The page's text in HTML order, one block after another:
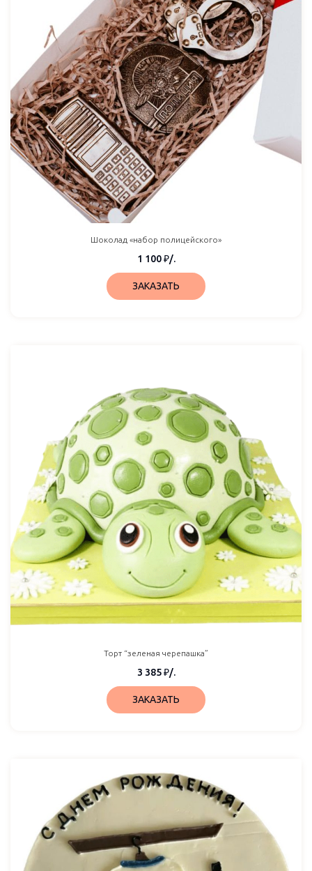
Шоколад «набор полицейского»
1 100₽/.
ЗАКАЗАТЬ
Торт “зеленая черепашка”
3 385₽/.
ЗАКАЗАТЬ